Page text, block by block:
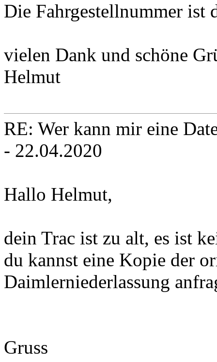
Die Fahrgestellnummer ist
vielen Dank und schöne
Helmut
RE: Wer kann mir eine
- 22.04.2020
Hallo Helmut,
dein Trac ist zu alt, es ist
du kannst eine Kopie der
Daimlerniederlassung
Gruss